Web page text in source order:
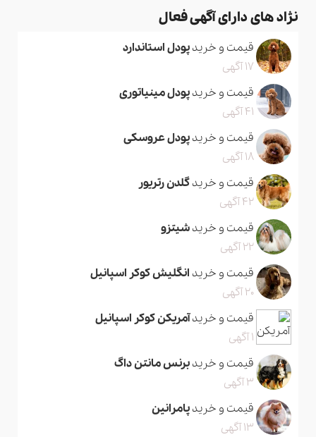
نژاد های دارای آگهی فعال
قیمت و خریدپودل استاندارد
17 آگهی
قیمت و خریدپودل مینیاتوری
41 آگهی
قیمت و خریدپودل عروسکی
18 آگهی
قیمت و خریدگلدن رتریور
42 آگهی
قیمت و خریدشیتزو
22 آگهی
قیمت و خرید انگلیش کوکر اسپانیل
20 آگهی
قیمت و خریدآمریکن کوکر اسپانیل
1 آگهی
قیمت و خریدبرنس مانتن داگ
3 آگهی
قیمت و خریدپامرانین
13 آگهی